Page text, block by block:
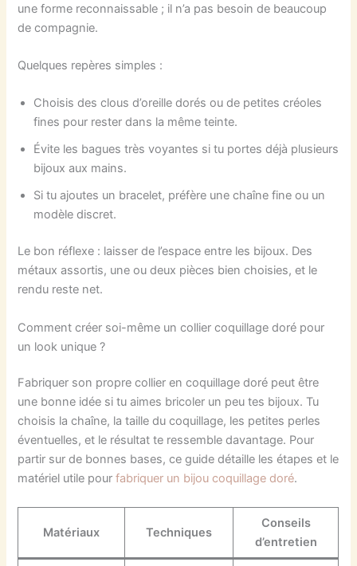
une forme reconnaissable ; il n’a pas besoin de beaucoup
de compagnie.
Quelques repères simples :
Choisis des clous d’oreille dorés ou de petites créoles
fines pour rester dans la même teinte.
Évite les bagues très voyantes si tu portes déjà plusieurs
bijoux aux mains.
Si tu ajoutes un bracelet, préfère une chaîne fine ou un
modèle discret.
Le bon réflexe : laisser de l’espace entre les bijoux. Des
métaux assortis, une ou deux pièces bien choisies, et le
rendu reste net.
Comment créer soi-même un collier coquillage doré pour
un look unique ?
Fabriquer son propre collier en coquillage doré peut être
une bonne idée si tu aimes bricoler un peu tes bijoux. Tu
choisis la chaîne, la taille du coquillage, les petites perles
éventuelles, et le résultat te ressemble davantage. Pour
partir sur de bonnes bases, ce guide détaille les étapes et le
matériel utile pourfabriquer un bijou coquillage doré.
Matériaux Techniques
Conseils
d’entretien